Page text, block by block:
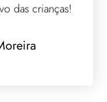
das crianças!